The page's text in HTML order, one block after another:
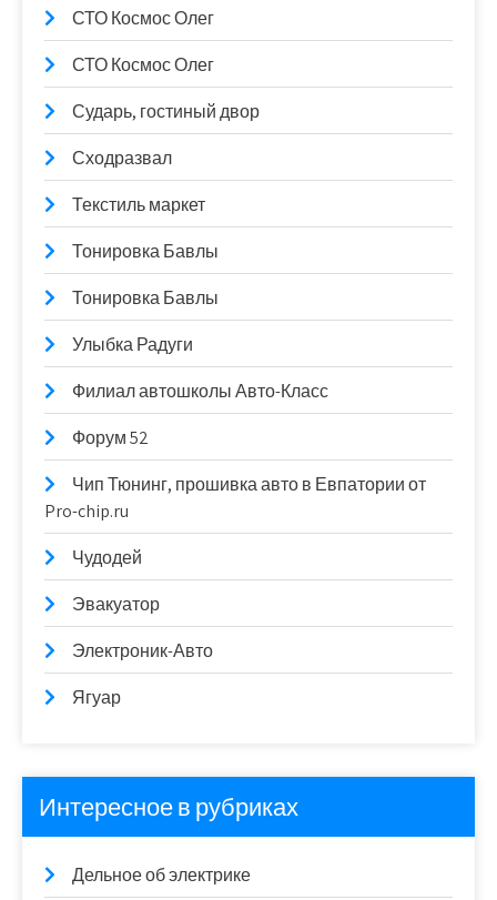
СТО Космос Олег
СТО Космос Олег
Сударь, гостиный двор
Сходразвал
Текстиль маркет
Тонировка Бавлы
Тонировка Бавлы
Улыбка Радуги
Филиал автошколы Авто-Класс
Форум 52
Чип Тюнинг, прошивка авто в Евпатории от
Pro-chip.ru
Чудодей
Эвакуатор
Электроник-Авто
Ягуар
Интересное в рубриках
Дельное об электрике